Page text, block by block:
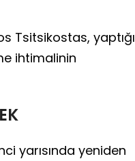
Tsitsikostas, yaptığı
ihtimalinin
yarısında yeniden